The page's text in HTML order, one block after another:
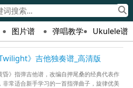
图片谱 弹唱教学 Ukulele谱
》吉他独奏谱_高清版
昏》指弹吉他谱，改编自押尾桑的经典代表作
非常适合新手学习的一首指弹曲子，旋律优美